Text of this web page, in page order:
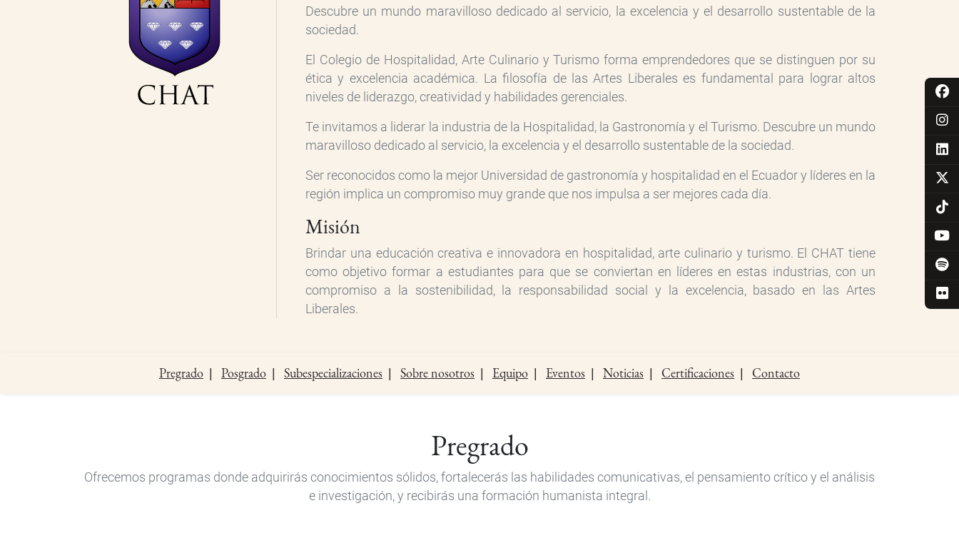
Descubre un mundo maravilloso dedicado al servicio, la excelencia y el desarrollo sustentable de la
sociedad.
El Colegio de Hospitalidad, Arte Culinario y Turismo forma emprendedores que se distinguen por su
ética y excelencia académica. La filosofía de las Artes Liberales es fundamental para lograr altos
niveles de liderazgo, creatividad y habilidades gerenciales.
Te invitamos a liderar la industria de la Hospitalidad, la Gastronomía y el Turismo. Descubre un mundo
maravilloso dedicado al servicio, la excelencia y el desarrollo sustentable de la sociedad.
Ser reconocidos como la mejor Universidad de gastronomía y hospitalidad en el Ecuador y líderes en la
región implica un compromiso muy grande que nos impulsa a ser mejores cada día.
Misión
Brindar una educación creativa e innovadora en hospitalidad, arte culinario y turismo. El CHAT tiene
como objetivo formar a estudiantes para que se conviertan en líderes en estas industrias, con un
compromiso a la sostenibilidad, la responsabilidad social y la excelencia, basado en las Artes
Liberales.
Pregrado Posgrado Subespecializaciones Sobre nosotros Equipo Eventos Noticias Certificaciones Contacto
Pregrado
Ofrecemos programas donde adquirirás conocimientos sólidos, fortalecerás las habilidades comunicativas, el pensamiento crítico y el análisis
e investigación, y recibirás una formación humanista integral.